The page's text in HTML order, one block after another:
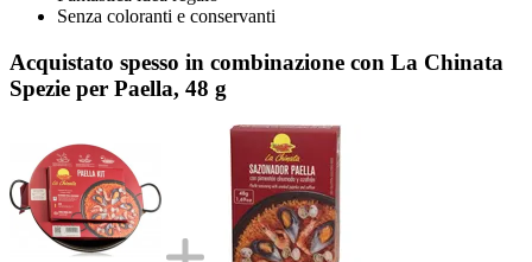
Senza coloranti e conservanti
Acquistato spesso in combinazione con La Chinata
Spezie per Paella, 48 g